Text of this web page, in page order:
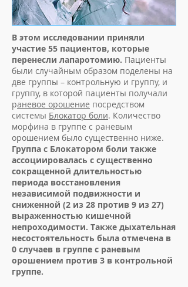
В этом исследовании приняли
участие 55 пациентов, которые
перенесли лапаротомию. Пациенты
были случайным образом поделены на
две группы – контрольную и группу, и
группу, в которой пациенты получали
раневое орошение посредством
системы Блокатор боли. Количество
морфина в группе с раневым
орошением было существенно ниже.
Группа с Блокатором боли также
ассоциировалась с существенно
сокращенной длительностью
периода восстановления
независимой подвижности и
сниженной (2 из 28 против 9 из 27)
выраженностью кишечной
непроходимости. Также дыхательная
несостоятельность была отмечена в
0 случаев в группе с раневым
орошением против 3 в контрольной
группе.